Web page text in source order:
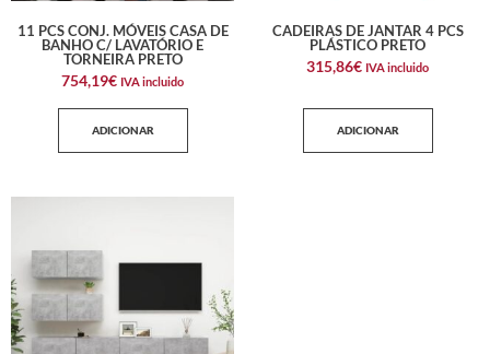
11 PCS CONJ. MÓVEIS CASA DE
BANHO C/ LAVATÓRIO E
TORNEIRA PRETO
754,19€ IVA incluido
ADICIONAR
CADEIRAS DE JANTAR 4 PCS
PLÁSTICO PRETO
315,86€ IVA incluido
ADICIONAR